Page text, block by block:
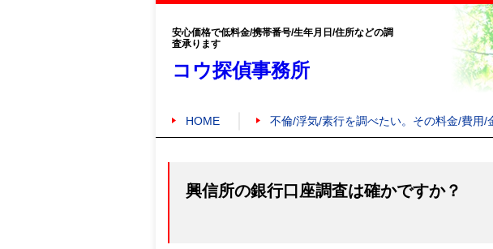
安心価格で低料金/携帯番号/生年月日/住所などの調
査承ります
コウ探偵事務所
HOME 不倫/浮気/素行を調べたい。その料金/費用/
興信所の銀行口座調査は確かですか？